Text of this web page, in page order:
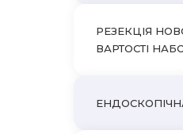
РЕЗЕКЦІЯ
ВАРТОСТІ